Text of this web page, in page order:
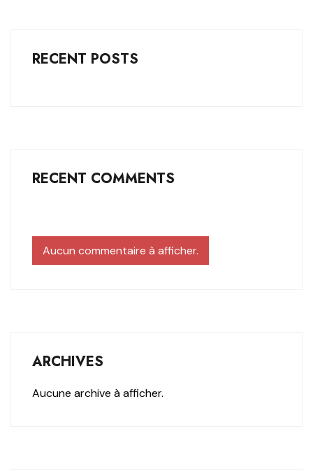
RECENT POSTS
RECENT COMMENTS
Aucun commentaire à afficher.
ARCHIVES
Aucune archive à afficher.